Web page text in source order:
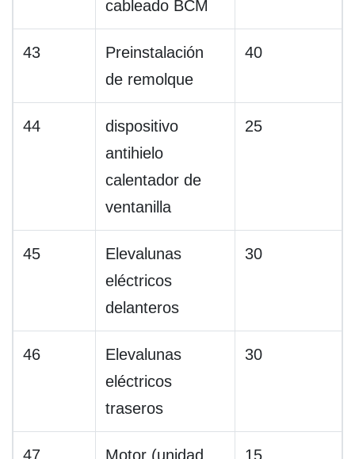
cableado BCM
43
Preinstalación
de remolque
40
44
dispositivo
antihielo
calentador de
ventanilla
25
45
Elevalunas
eléctricos
delanteros
30
46
Elevalunas
eléctricos
traseros
30
47 Motor (unidad 15